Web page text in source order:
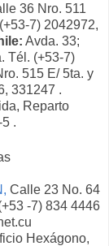
36 Nro. 511
7) 2042972,
Avda. 33;
Tél. (+53-7)
515 E/ 5ta. y
331247 .
Reparto
.
Calle 23 No. 64
-7) 834 4446
Hexágono,